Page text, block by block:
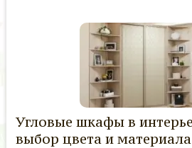
Угловые шкафы в
выбор цвета и материала